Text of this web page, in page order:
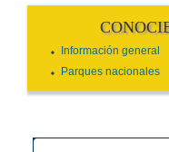
Información general
Parques nacionales